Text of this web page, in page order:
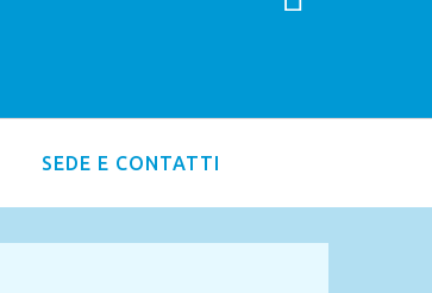
SEDE E CONTATTI